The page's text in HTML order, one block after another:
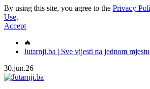
By using this site, you agree to the Privacy
Use.
Accept
🔥
Jutarnji.ba | Sve vijesti na jednom mjestu
30.jun.26